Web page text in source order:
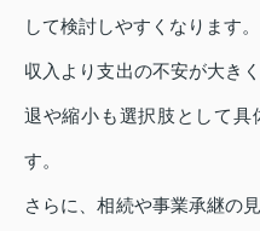
して検討しやすくなります。
収入より支出の不安が大き
退や縮小も選択肢として
す。
さらに、相続や事業承継の